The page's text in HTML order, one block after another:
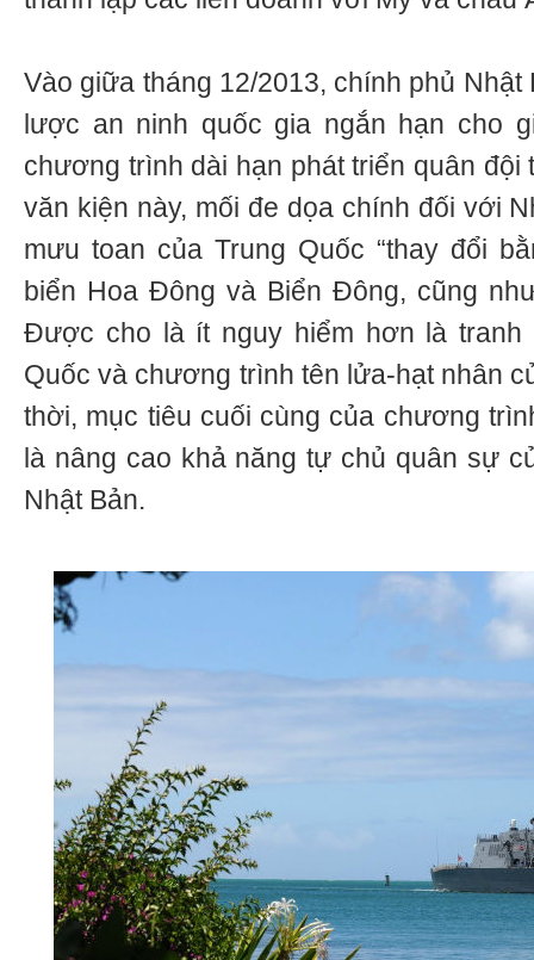
Vào giữa tháng 12/2013, chính phủ Nhật
lược an ninh quốc gia ngắn hạn cho
chương trình dài hạn phát triển quân đội
văn kiện này, mối đe dọa chính đối với
mưu toan của Trung Quốc “thay đổi
biển Hoa Đông và Biển Đông, cũng
Được cho là ít nguy hiểm hơn là tranh
Quốc và chương trình tên lửa-hạt nhân
thời, mục tiêu cuối cùng của chương
là nâng cao khả năng tự chủ quân sự
Nhật Bản.